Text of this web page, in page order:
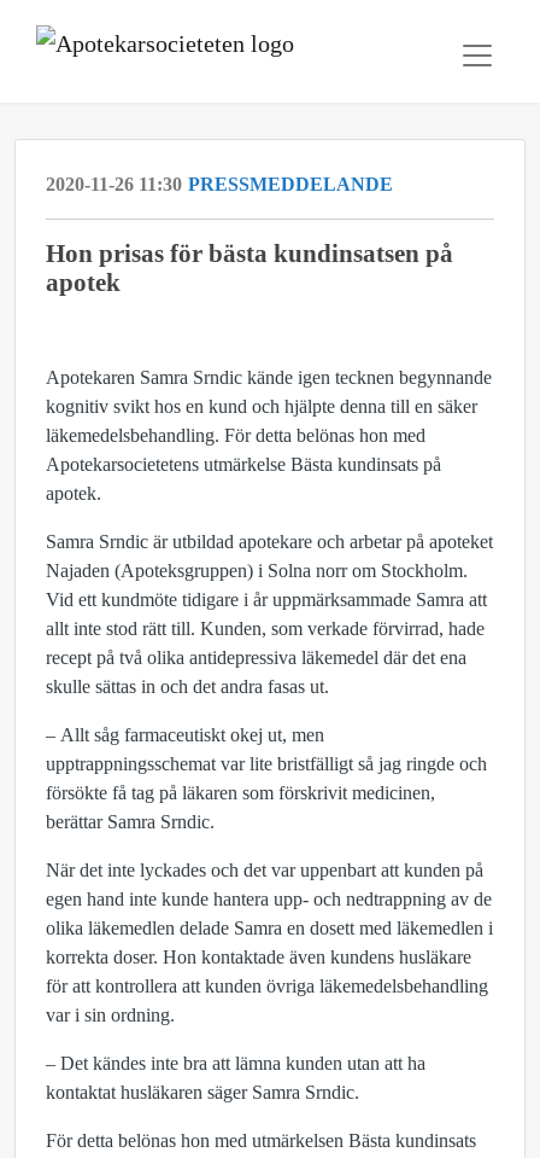
2020-11-26 11:30 PRESSMEDDELANDE
​Hon prisas för bästa kundinsatsen på
apotek
Apotekaren Samra Srndic kände igen tecknen begynnande
kognitiv svikt hos en kund och hjälpte denna till en säker
läkemedelsbehandling. För detta belönas hon med
Apotekarsocietetens utmärkelse Bästa kundinsats på
apotek.
Samra Srndic är utbildad apotekare och arbetar på apoteket
Najaden (Apoteksgruppen) i Solna norr om Stockholm.
Vid ett kundmöte tidigare i år uppmärksammade Samra att
allt inte stod rätt till. Kunden, som verkade förvirrad, hade
recept på två olika antidepressiva läkemedel där det ena
skulle sättas in och det andra fasas ut.
– Allt såg farmaceutiskt okej ut, men
upptrappningsschemat var lite bristfälligt så jag ringde och
försökte få tag på läkaren som förskrivit medicinen,
berättar Samra Srndic.
När det inte lyckades och det var uppenbart att kunden på
egen hand inte kunde hantera upp- och nedtrappning av de
olika läkemedlen delade Samra en dosett med läkemedlen i
korrekta doser. Hon kontaktade även kundens husläkare
för att kontrollera att kunden övriga läkemedelsbehandling
var i sin ordning.
– Det kändes inte bra att lämna kunden utan att ha
kontaktat husläkaren säger Samra Srndic.
För detta belönas hon med utmärkelsen Bästa kundinsats